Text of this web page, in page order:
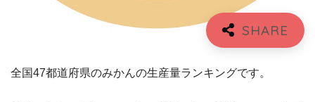
全国47都道府県のみかんの生産量ランキングです。